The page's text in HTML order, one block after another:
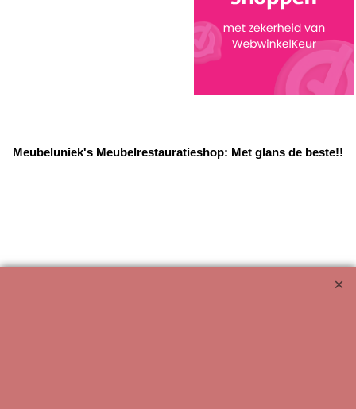
Meubeluniek's Meubelrestauratieshop: Met glans de beste!!